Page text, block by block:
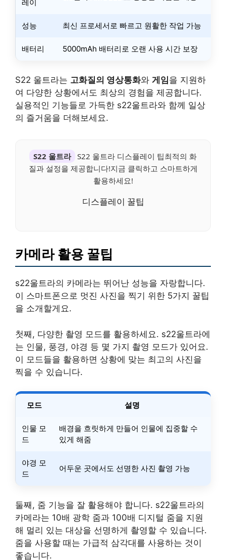
레이
성능 최신 프로세서로 빠르고 원활한 작업 가능
배터리 5000mAh 배터리로 오랜 사용 시간 보장
S22 울트라는 고화질의 영상통화와 게임을 지원하
여 다양한 상황에서도 최상의 경험을 제공합니다.
실용적인 기능들로 가득한 s22울트라와 함께 일상
의 즐거움을 더해보세요.
S22 울트라 S22 울트라 디스플레이 팁최적의 화
질과 설정을 제공합니다!지금 클릭하고 스마트하게
활용하세요!
디스플레이 꿀팁
카메라 활용 꿀팁
s22울트라의 카메라는 뛰어난 성능을 자랑합니다.
이 스마트폰으로 멋진 사진을 찍기 위한 5가지 꿀팁
을 소개할게요.
첫째, 다양한 촬영 모드를 활용하세요. s22울트라에
는 인물, 풍경, 야경 등 몇 가지 촬영 모드가 있어요.
이 모드들을 활용하면 상황에 맞는 최고의 사진을
찍을 수 있습니다.
모드 설명
인물 모
드
배경을 흐릿하게 만들어 인물에 집중할 수
있게 해줌
야경 모
드
어두운 곳에서도 선명한 사진 촬영 가능
둘째, 줌 기능을 잘 활용해야 합니다. s22울트라의
카메라는 10배 광학 줌과 100배 디지털 줌을 지원
해 멀리 있는 대상을 선명하게 촬영할 수 있습니다.
줌을 사용할 때는 가급적 삼각대를 사용하는 것이
좋습니다.